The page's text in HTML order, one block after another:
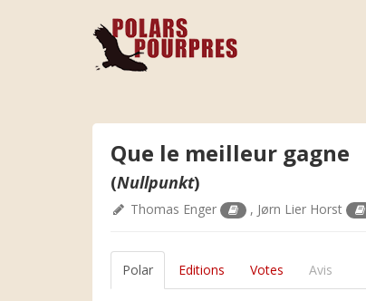
Que le meilleur gagne
(Nullpunkt)
Thomas Enger , Jørn Lier Horst
Polar Editions Votes Avis